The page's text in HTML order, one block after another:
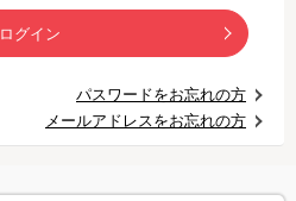
ログイン
パスワードをお忘れの方
メールアドレスをお忘れの方